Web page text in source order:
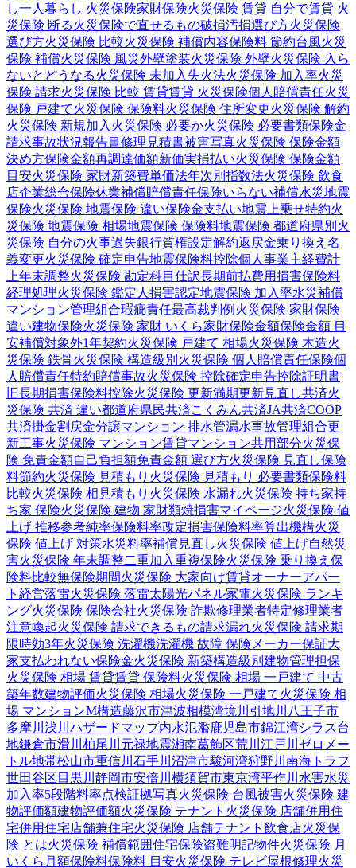
し一人暮らし 火災保険家財保険火災保険 賃貸 自分で賃貸 火
災保険 断る火災保険で直せるもの破損汚損選び方火災保険
選び方火災保険 比較火災保険 補償内容保険料 節約台風火災
保険 補償火災保険 風災外壁塗装火災保険 外壁火災保険 入ら
ないとどうなる火災保険 未加入 失火法火災保険 加入率火災
保険 請求火災保険 比較 賃貸賃貸 火災保険個人賠償責任火災
保険 戸建て火災保険 保険料火災保険 住所変更火災保険 解約
火災保険 新規加入 火災保険 必要か火災保険 必要書類保険金
請求事故状況報告書修理見積書被害写真火災保険 保険金額
決め方保険金額再調達価額新価実損払い火災保険 保険金額
目安火災保険 家財新築費単価法年次別指数法火災保険 飲食
店企業総合保険休業補償賠償責任保険いらない補償水災地震
保険火災保険 地震保険 違い保険金支払い地震上乗せ特約火
災保険 地震保険 相場地震保険 保険料地震保険 都道府県別 火
災保険 自分の火事過失銀行質権設定解約返戻金乗り換え 名
義変更火災保険 確定申告地震保険料控除個人事業主経費計
上年末調整火災保険 勘定科目 仕訳長期前払費用損害保険料
経理処理火災保険 鑑定人 損害認定地震保険 加入率水災補償
マンション管理組合瑕疵責任最高裁判例 火災保険 家財保険
違い建物保険火災保険 家財 いくら家財保険金額保険金額 目
安補償対象外1年契約火災保険 戸建て 相場火災保険 木造火
災保険 鉄骨火災保険 構造級別 火災保険 個人賠償責任保険個
人賠償責任特約賠償事故火災保険 控除確定申告控除証明書
旧長期損害保険料控除火災保険 更新満期更新見直し共済火
災保険 共済 違い都道府県民共済こくみん共済JA共済COOP
共済掛金割戻金分譲マンション 排水管漏水事故管理組合更
新工事火災保険 マンション賃貸マンション共用部分火災保
険 免責金額自己負担額免責金額 選び方火災保険 見直し保険
料節約火災保険 見積もり 火災保険 見積もり 必要書類保険料
比較火災保険 相見積もり 火災保険 水漏れ火災保険 持ち家持
ち家 保険火災保険 建物 家財類焼損害マイページ火災保険 値
上げ 推移参考純率保険料率改定損害保険料率算出機構火災
保険 値上げ 対策水災料率補償見直し火災保険 値上げ自然災
害火災保険 年末調整二重加入重複保険火災保険 乗り換え 保
険料比較無保険期間火災保険 大家向け賃貸オーナーアパー
ト経営落雷火災保険 落雷太陽光パネル家電火災保険 ランキ
ング火災保険 保険会社火災保険 詐欺修理業者特定修理業者
注意喚起火災保険 請求できるもの請求漏れ火災保険 請求期
限時効3年火災保険 洗濯機洗濯機 故障 保険 メーカー保証大
家支払われない保険金火災保険 新築構造級別 建物管理担保
火災保険 相場 賃貸賃貸 保険料火災保険 相場 一戸建て 中古
築年数建物評価火災保険 相場火災保険 一戸建て火災保険 相
場 マンションM構造藤沢市津波相模湾境川 引地川
八王子市
多摩川 浅川 ハザードマップ内水氾濫鹿児島市錦江湾シラス台
地鎌倉市滑川 柏尾川 元禄地震湘南葛飾区荒川 江戸川 ゼロメー
トル地帯松山市重信川 石手川 沼津市駿河湾狩野川 南海トラフ
世田谷区 目黒川 静岡市安倍川 横須賀市東京湾平作川 水害水災
加入率5段階料率点検証拠写真火災保険 台風被害火災保険 建
物評価額建物評価額火災保険 テナント 火災保険 店舗併用住
宅併用住宅店舗兼住宅火災保険 店舗テナント 飲食店火災保
険 とは火災保険 補償範囲住宅保険盗難明記物件火災保険 月
いくら 月額保険料保険料 目安火災保険 テレビ屋根修理火災